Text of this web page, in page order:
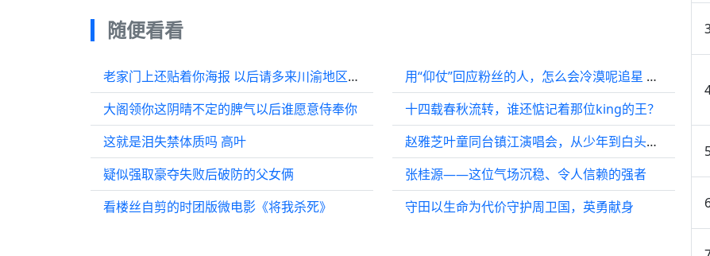
随便看看
老家门上还贴着你海报 以后请多来川渝地区开演唱会好吗？手动
大阁领你这阴晴不定的脾气以后谁愿意侍奉你
这就是泪失禁体质吗 高叶
疑似强取豪夺失败后破防的父女俩
看楼丝自剪的时团版微电影《将我杀死》
用“仰仗”回应粉丝的人，怎么会冷漠呢追星 微博VC计划
十四载春秋流转，谁还惦记着那位king的王？
赵雅芝叶童同台镇江演唱会，从少年到白头引热议
张桂源——这位气场沉稳、令人信赖的强者
守田以生命为代价守护周卫国，英勇献身